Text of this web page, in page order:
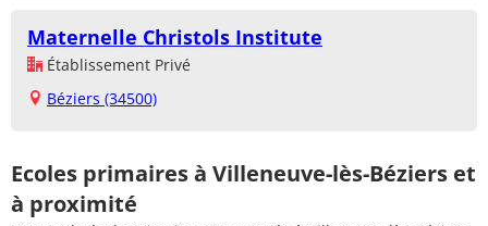
Maternelle Christols Institute
Établissement Privé
Béziers (34500)
Ecoles primaires à Villeneuve-lès-Béziers et
à proximité